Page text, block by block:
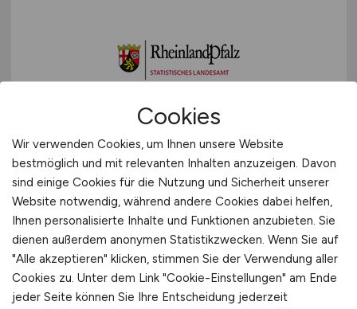
Europa
Java Web-/ Softwareentwickler
(m/w/d)
Statistisches Landesamt Rheinland-Pfalz
22.07.2026
Bad Ems
Cookies
Wir verwenden Cookies, um Ihnen unsere Website
bestmöglich und mit relevanten Inhalten anzuzeigen. Davon
sind einige Cookies für die Nutzung und Sicherheit unserer
Website notwendig, während andere Cookies dabei helfen,
Ihnen personalisierte Inhalte und Funktionen anzubieten. Sie
dienen außerdem anonymen Statistikzwecken. Wenn Sie auf
"Alle akzeptieren" klicken, stimmen Sie der Verwendung aller
Cookies zu. Unter dem Link "Cookie-Einstellungen" am Ende
jeder Seite können Sie Ihre Entscheidung jederzeit